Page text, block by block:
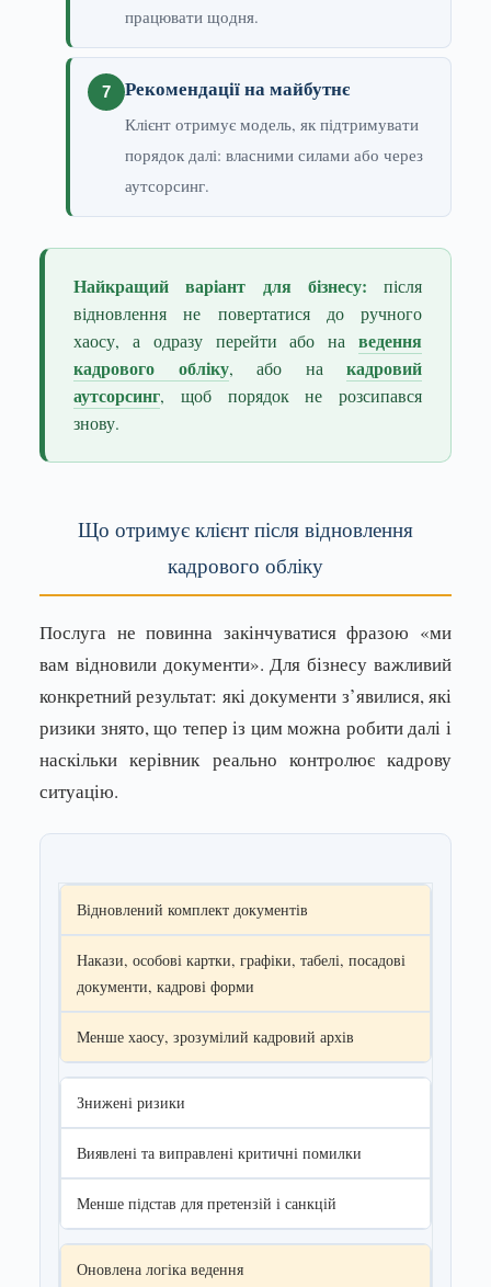
працювати щодня.
Рекомендації на майбутнє
Клієнт отримує модель, як підтримувати
порядок далі: власними силами або через
аутсорсинг.
Найкращий варіант для бізнесу: після
відновлення не повертатися до ручного
хаосу, а одразу перейти або на ведення
кадрового обліку, або на кадровий
аутсорсинг, щоб порядок не розсипався
знову.
Що отримує клієнт після відновлення
кадрового обліку
Послуга не повинна закінчуватися фразою «ми
вам відновили документи». Для бізнесу важливий
конкретний результат: які документи з’явилися, які
ризики знято, що тепер із цим можна робити далі і
наскільки керівник реально контролює кадрову
ситуацію.
Відновлений комплект документів
Накази, особові картки, графіки, табелі, посадові
документи, кадрові форми
Менше хаосу, зрозумілий кадровий архів
Знижені ризики
Виявлені та виправлені критичні помилки
Менше підстав для претензій і санкцій
Оновлена логіка ведення